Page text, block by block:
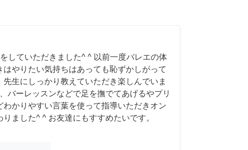
していただきました^ ^ 以前一度バレエの体
はやりたい気持ちはあっても恥ずかしがって
先生にしっかり教えていただき楽しんでいま
バーレッスンなどで足を撫でてあげるやプリ
わかりやすい言葉を使って指導いただきオン
ました^ ^ お友達にもすすめたいです。